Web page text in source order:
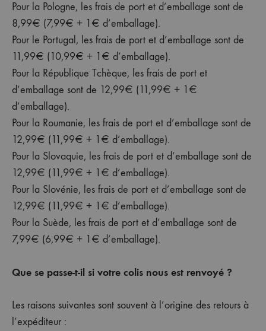
Pour la Pologne, les frais de port et d’emballage sont de
8,99€ (7,99€ + 1€ d’emballage).
Pour le Portugal, les frais de port et d’emballage sont de
11,99€ (10,99€ + 1€ d’emballage).
Pour la République Tchèque, les frais de port et
d’emballage sont de 12,99€ (11,99€ + 1€
d’emballage).
Pour la Roumanie, les frais de port et d’emballage sont de
12,99€ (11,99€ + 1€ d’emballage).
Pour la Slovaquie, les frais de port et d’emballage sont de
12,99€ (11,99€ + 1€ d’emballage).
Pour la Slovénie, les frais de port et d’emballage sont de
12,99€ (11,99€ + 1€ d’emballage).
Pour la Suède, les frais de port et d’emballage sont de
7,99€ (6,99€ + 1€ d’emballage).
Que se passe-t-il si votre colis nous est renvoyé ?
Les raisons suivantes sont souvent à l’origine des retours à
l’expéditeur :